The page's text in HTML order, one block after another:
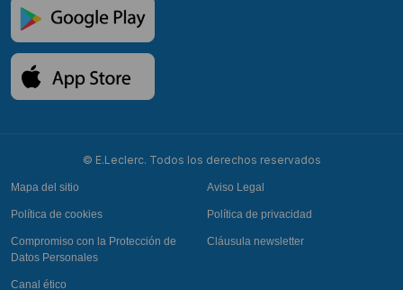
© E.Leclerc. Todos los derechos reservados
Mapa del sitio Aviso Legal
Política de cookies Política de privacidad
Compromiso con la Protección de
Datos Personales
Cláusula newsletter
Canal ético